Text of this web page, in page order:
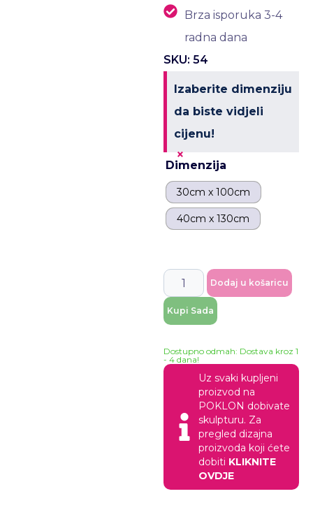
Brza isporuka 3-4
radna dana
SKU: 54
Izaberite dimenziju
da biste vidjeli
cijenu!
×
Dimenzija
30cm x 100cm
40cm x 130cm
Dodaj u košaricu
Kupi Sada
Dostupno odmah: Dostava kroz 1
- 4 dana!
Uz svaki kupljeni
proizvod na
POKLON dobivate
skulpturu. Za
pregled dizajna
proizvoda koji ćete
dobiti KLIKNITE
OVDJE